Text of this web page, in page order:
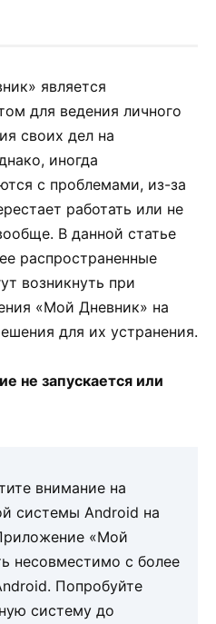
является
для ведения личного
своих дел на
иногда
с проблемами, из-за
работать или не
В данной статье
распространенные
возникнуть при
«Мой Дневник» на
для их устранения.
не запускается или
внимание на
системы Android на
«Мой
несовместимо с более
Попробуйте
систему до